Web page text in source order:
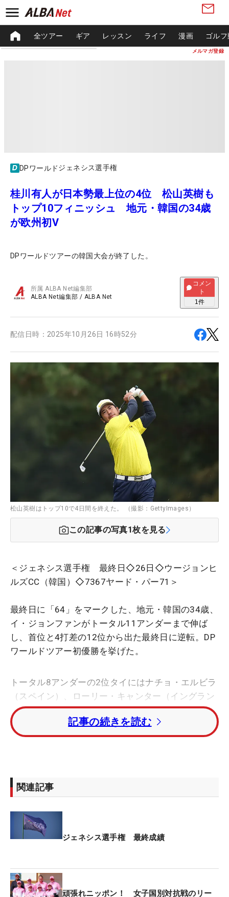
メルマガ登録
全ツアー ギア レッスン ライフ 漫画 ゴル
DPワールドジェネシス選手権
桂川有人が日本勢最上位の4位 松山英樹も
トップ10フィニッシュ 地元・韓国の34歳
が欧州初V
DPワールドツアーの韓国大会が終了した。
所属ALBA Net編集部
ALBA Net編集部 / ALBA Net
コメン
ト
1件
配信日時： 2025年10月26日 16時52分
松山英樹はトップ10で4日間を終えた。 （撮影：GettyImages）
この記事の写真1枚を見る
＜ジェネシス選手権 最終日◇26日◇ウージョンヒ
ルズCC（韓国）◇7367ヤード・パー71＞
最終日に「64」をマークした、地元・韓国の34歳、
イ・ジョンファンがトータル11アンダーまで伸ば
し、首位と4打差の12位から出た最終日に逆転。DP
ワールドツアー初優勝を挙げた。
トータル8アンダーの2位タイにはナチョ・エルビラ
（スペイン）、ローリー・キャンター（イングラン
ド）が続いた。
日本の桂川有人が最終日も「70」と伸ばし、トータ
タイでフィニッシュした。
也はトータル7オーバー・72位で4日間を終えた。
記事の続きを読む
関連記事
ジェネシス選手権 最終成績
頑張れニッポン！ 女子国別対抗戦のリー